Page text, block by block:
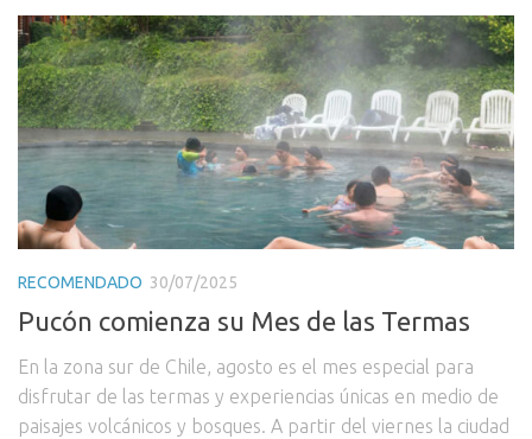
RECOMENDADO 30/07/2025
Pucón comienza su Mes de las Termas
En la zona sur de Chile, agosto es el mes especial para
disfrutar de las termas y experiencias únicas en medio de
paisajes volcánicos y bosques. A partir del viernes la ciudad